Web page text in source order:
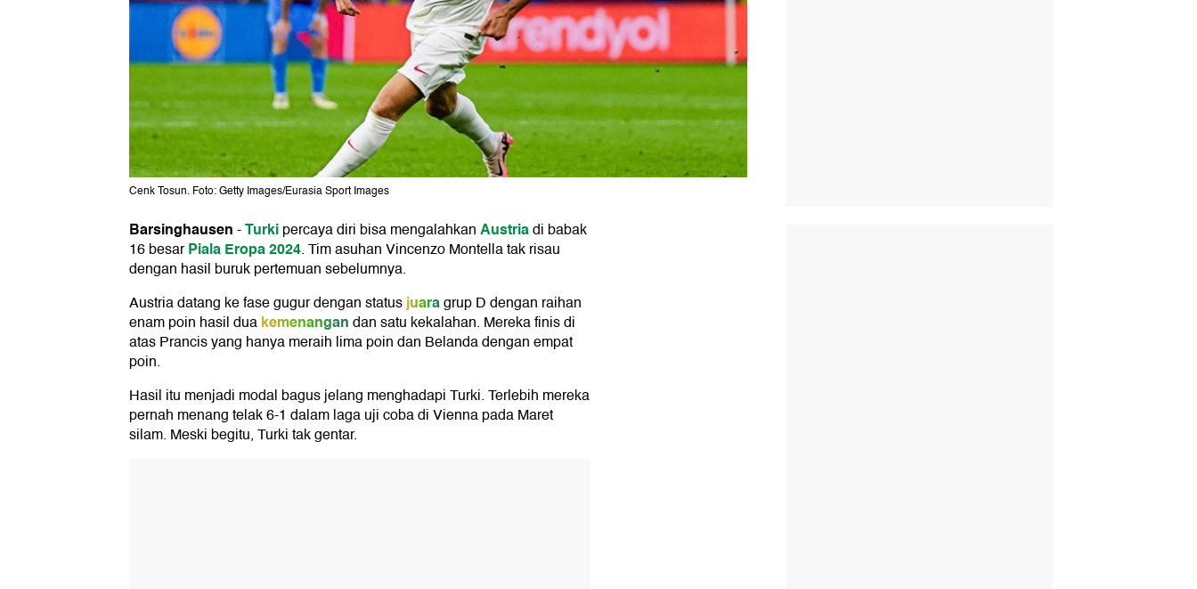
Cenk Tosun. Foto: Getty Images/Eurasia Sport Images
Barsinghausen-Turkipercaya diri bisa mengalahkanAustriadi babak
16 besarPiala Eropa 2024. Tim asuhan Vincenzo Montella tak risau
dengan hasil buruk pertemuan sebelumnya.
Austria datang ke fase gugur dengan statusjuaragrup D dengan raihan
enam poin hasil duakemenangandan satu kekalahan. Mereka finis di
atas Prancis yang hanya meraih lima poin dan Belanda dengan empat
poin.
Hasil itu menjadi modal bagus jelang menghadapi Turki. Terlebih mereka
pernah menang telak 6-1 dalam laga uji coba di Vienna pada Maret
silam. Meski begitu, Turki tak gentar.